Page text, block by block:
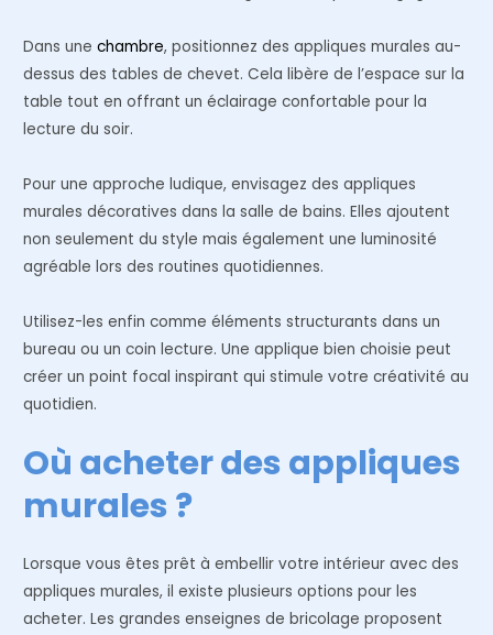
Dans unechambre, positionnez des appliques murales au-
dessus des tables de chevet. Cela libère de l’espace sur la
table tout en offrant un éclairage confortable pour la
lecture du soir.
Pour une approche ludique, envisagez des appliques
murales décoratives dans la salle de bains. Elles ajoutent
non seulement du style mais également une luminosité
agréable lors des routines quotidiennes.
Utilisez-les enfin comme éléments structurants dans un
bureau ou un coin lecture. Une applique bien choisie peut
créer un point focal inspirant qui stimule votre créativité au
quotidien.
Où acheter des appliques
murales ?
Lorsque vous êtes prêt à embellir votre intérieur avec des
appliques murales, il existe plusieurs options pour les
acheter. Les grandes enseignes de bricolage proposent